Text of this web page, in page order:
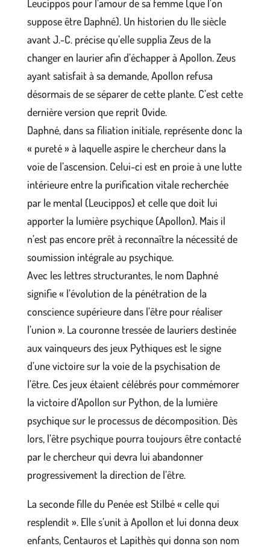
Leucippos pour l’amour de sa femme (que l’on
suppose être Daphné). Un historien du IIe siècle
avant J.-C. précise qu’elle supplia Zeus de la
changer en laurier afin d’échapper à Apollon. Zeus
ayant satisfait à sa demande, Apollon refusa
désormais de se séparer de cette plante. C’est cette
dernière version que reprit Ovide.
Daphné, dans sa filiation initiale, représente donc la
« pureté » à laquelle aspire le chercheur dans la
voie de l’ascension. Celui-ci est en proie à une lutte
intérieure entre la purification vitale recherchée
par le mental (Leucippos) et celle que doit lui
apporter la lumière psychique (Apollon). Mais il
n’est pas encore prêt à reconnaître la nécessité de
soumission intégrale au psychique.
Avec les lettres structurantes, le nom Daphné
signifie « l’évolution de la pénétration de la
conscience supérieure dans l’être pour réaliser
l’union ». La couronne tressée de lauriers destinée
aux vainqueurs des jeux Pythiques est le signe
d’une victoire sur la voie de la psychisation de
l’être. Ces jeux étaient célébrés pour commémorer
la victoire d’Apollon sur Python, de la lumière
psychique sur le processus de décomposition. Dès
lors, l’être psychique pourra toujours être contacté
par le chercheur qui devra lui abandonner
progressivement la direction de l’être.
La seconde fille du Penée est Stilbé « celle qui
resplendit ». Elle s’unit à Apollon et lui donna deux
enfants, Centauros et Lapithès qui donna son nom